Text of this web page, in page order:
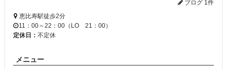
ブログ 1件
恵比寿駅徒歩2分
11：00～22：00（LO 21：00）
定休日： 不定休
メニュー